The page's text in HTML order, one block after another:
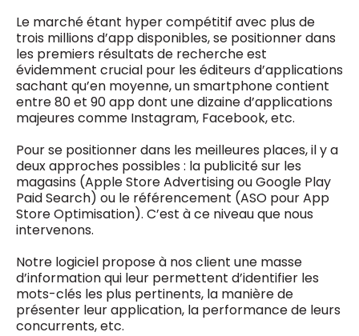
Le marché étant hyper compétitif avec plus de
trois millions d’app disponibles, se positionner dans
les premiers résultats de recherche est
évidemment crucial pour les éditeurs d’applications
sachant qu’en moyenne, un smartphone contient
entre 80 et 90 app dont une dizaine d’applications
majeures comme Instagram, Facebook, etc.
Pour se positionner dans les meilleures places, il y a
deux approches possibles : la publicité sur les
magasins (Apple Store Advertising ou Google Play
Paid Search) ou le référencement (ASO pour App
Store Optimisation). C’est à ce niveau que nous
intervenons.
Notre logiciel propose à nos client une masse
d’information qui leur permettent d’identifier les
mots-clés les plus pertinents, la manière de
présenter leur application, la performance de leurs
concurrents, etc.